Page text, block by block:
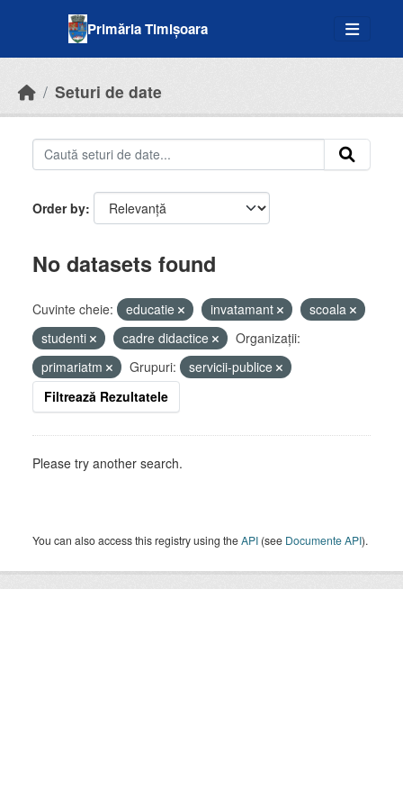
Primăria Timișoara
Seturi de date
Order by
No datasets found
Cuvinte cheie: educatie invatamant
scoala
studenti
cadre didactice
Organizații:
primariatm
Grupuri:
servicii-publice
Filtrează Rezultatele
Please try another search.
You can also access this registry using theAPI (see Documente API).